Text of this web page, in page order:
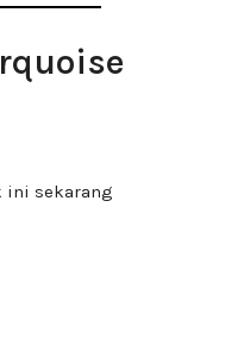
ini sekarang